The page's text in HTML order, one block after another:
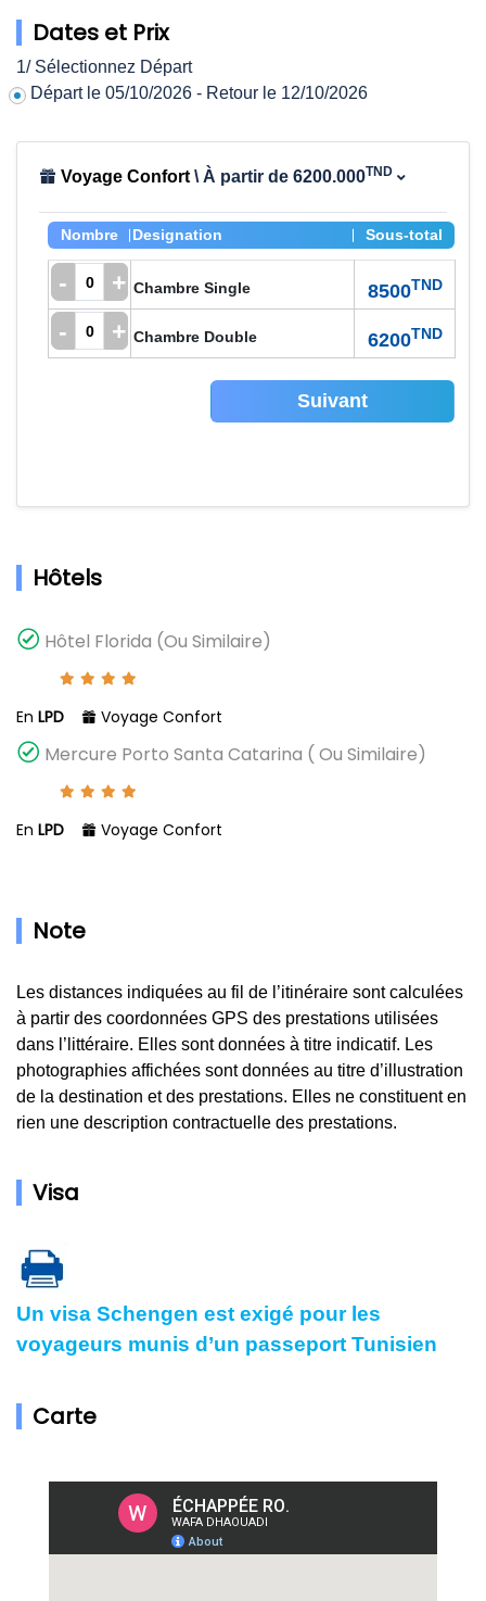
Dates et Prix
1/ Sélectionnez Départ
Départ le 05/10/2026 - Retour le 12/10/2026
Voyage Confort \ À partir de 6200.000TND
Nombre Designation Sous-total
- + Chambre Single 8500TND
- + Chambre Double 6200TND
Suivant
Hôtels
Hôtel Florida (Ou Similaire)
En LPD Voyage Confort
Mercure Porto Santa Catarina ( Ou Similaire)
En LPD Voyage Confort
Note
Les distances indiquées au fil de l’itinéraire sont calculées
à partir des coordonnées GPS des prestations utilisées
dans l’littéraire. Elles sont données à titre indicatif. Les
photographies affichées sont données au titre d’illustration
de la destination et des prestations. Elles ne constituent en
rien une description contractuelle des prestations.
Visa
Un visa Schengen est exigé pour les
voyageurs munis d’un passeport Tunisien
Carte